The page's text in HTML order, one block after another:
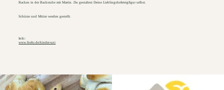
Backen in der Backstube mit Martin. Du gestaltest Deine Lieblingshefeteigfigur selbst.
Schürze und Mütze werden gestellt.
Info:
www.foehr.de/kinder-uni